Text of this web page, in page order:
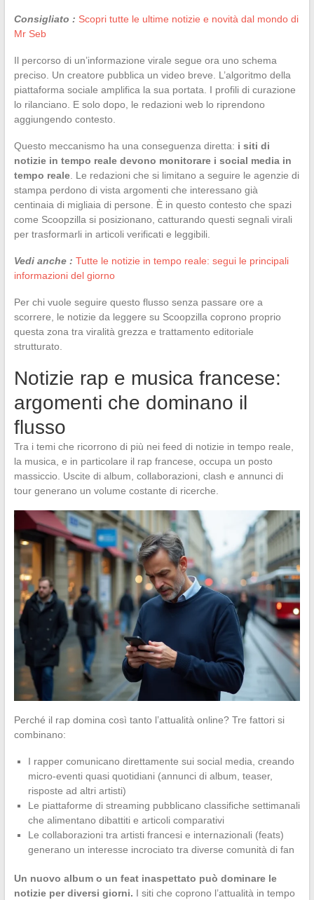
Consigliato : Scopri tutte le ultime notizie e novità dal mondo di
Mr Seb
Il percorso di un’informazione virale segue ora uno schema
preciso. Un creatore pubblica un video breve. L’algoritmo della
piattaforma sociale amplifica la sua portata. I profili di curazione
lo rilanciano. E solo dopo, le redazioni web lo riprendono
aggiungendo contesto.
Questo meccanismo ha una conseguenza diretta: i siti di
notizie in tempo reale devono monitorare i social media in
tempo reale. Le redazioni che si limitano a seguire le agenzie di
stampa perdono di vista argomenti che interessano già
centinaia di migliaia di persone. È in questo contesto che spazi
come Scoopzilla si posizionano, catturando questi segnali virali
per trasformarli in articoli verificati e leggibili.
Vedi anche : Tutte le notizie in tempo reale: segui le principali
informazioni del giorno
Per chi vuole seguire questo flusso senza passare ore a
scorrere, le notizie da leggere su Scoopzilla coprono proprio
questa zona tra viralità grezza e trattamento editoriale
strutturato.
Notizie rap e musica francese:
argomenti che dominano il
flusso
Tra i temi che ricorrono di più nei feed di notizie in tempo reale,
la musica, e in particolare il rap francese, occupa un posto
massiccio. Uscite di album, collaborazioni, clash e annunci di
tour generano un volume costante di ricerche.
Perché il rap domina così tanto l’attualità online? Tre fattori si
combinano:
I rapper comunicano direttamente sui social media, creando
micro-eventi quasi quotidiani (annunci di album, teaser,
risposte ad altri artisti)
Le piattaforme di streaming pubblicano classifiche settimanali
che alimentano dibattiti e articoli comparativi
Le collaborazioni tra artisti francesi e internazionali (feats)
generano un interesse incrociato tra diverse comunità di fan
Un nuovo album o un feat inaspettato può dominare le
notizie per diversi giorni. I siti che coprono l’attualità in tempo